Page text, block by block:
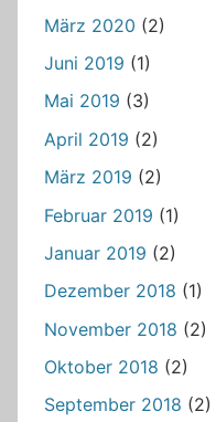
März 2020 (2)
Juni 2019 (1)
Mai 2019 (3)
April 2019 (2)
März 2019 (2)
Februar 2019 (1)
Januar 2019 (2)
Dezember 2018 (1)
November 2018 (2)
Oktober 2018 (2)
September 2018 (2)